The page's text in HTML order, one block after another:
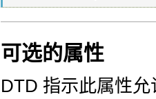
可选的属性
DTD 指示此属性